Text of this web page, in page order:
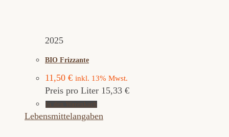
2025
BIO Frizzante
11,50 € inkl. 13% Mwst.
Preis pro Liter 15,33 €
In den Warenkorb
Lebensmittelangaben